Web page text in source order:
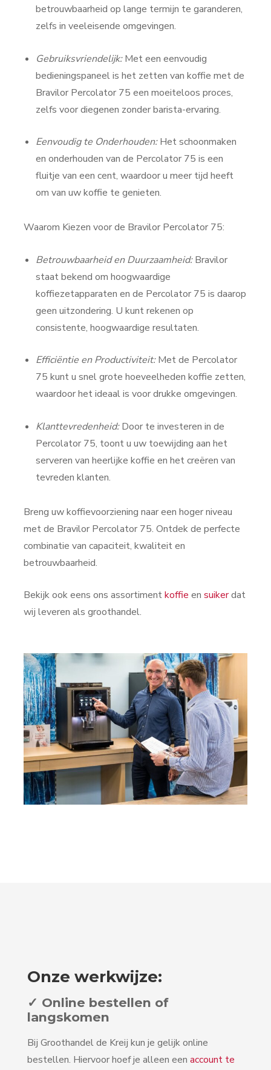
betrouwbaarheid op lange termijn te garanderen,
zelfs in veeleisende omgevingen.
Gebruiksvriendelijk:Met een eenvoudig
bedieningspaneel is het zetten van koffie met de
Bravilor Percolator 75 een moeiteloos proces,
zelfs voor diegenen zonder barista-ervaring.
Eenvoudig te Onderhouden:Het schoonmaken
en onderhouden van de Percolator 75 is een
fluitje van een cent, waardoor u meer tijd heeft
om van uw koffie te genieten.
Waarom Kiezen voor de Bravilor Percolator 75:
Betrouwbaarheid en Duurzaamheid:Bravilor
staat bekend om hoogwaardige
koffiezetapparaten en de Percolator 75 is daarop
geen uitzondering. U kunt rekenen op
consistente, hoogwaardige resultaten.
Efficiëntie en Productiviteit:Met de Percolator
75 kunt u snel grote hoeveelheden koffie zetten,
waardoor het ideaal is voor drukke omgevingen.
Klanttevredenheid:Door te investeren in de
Percolator 75, toont u uw toewijding aan het
serveren van heerlijke koffie en het creëren van
tevreden klanten.
Breng uw koffievoorziening naar een hoger niveau
met de Bravilor Percolator 75. Ontdek de perfecte
combinatie van capaciteit, kwaliteit en
betrouwbaarheid.
Bekijk ook eens ons assortimentkoffie en suikerdat
wij leveren als groothandel.
Onze werkwijze:
✓ Online bestellen of
langskomen
Bij Groothandel de Kreij kun je gelijk online
bestellen. Hiervoor hoef je alleen een account te